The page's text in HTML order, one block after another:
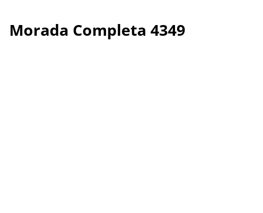
Morada Completa 4349